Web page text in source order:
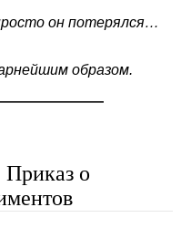
он потерялся…
образом.
Приказ о